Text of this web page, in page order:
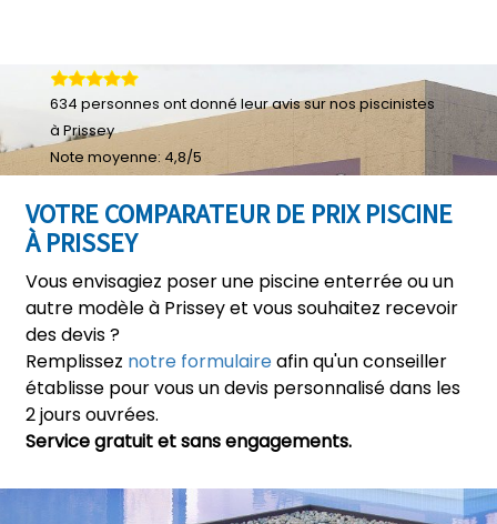
VOTRE COMPARATEUR DE PRIX PISCINE
À PRISSEY
Vous envisagiez poser une piscine enterrée ou un
autre modèle à Prissey et vous souhaitez recevoir
des devis ?
Remplissez notre formulaireafin qu'un conseiller
établisse pour vous un devis personnalisé dans les
2 jours ouvrées.
Service gratuit et sans engagements.
634 personnes ont donné leuravis sur nos piscinistes
à Prissey
Note moyenne: 4,8/5